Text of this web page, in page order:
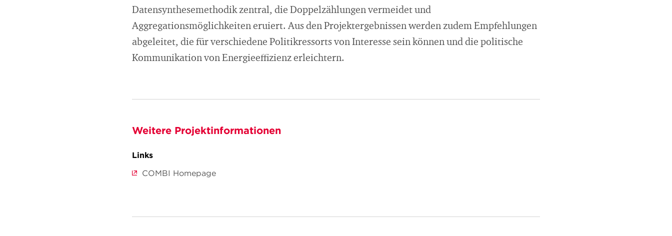
Datensynthesemethodik zentral, die Doppelzählungen vermeidet und
Aggregationsmöglichkeiten eruiert. Aus den Projektergebnissen werden zudem Empfehlungen
abgeleitet, die für verschiedene Politikressorts von Interesse sein können und die politische
Kommunikation von Energieeffizienz erleichtern.
Weitere Projektinformationen
Links
COMBI Homepage